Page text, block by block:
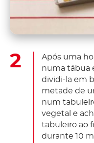
Após uma
numa tábua
dividi-la em
metade de
num
vegetal e
tabuleiro ao
durante 10